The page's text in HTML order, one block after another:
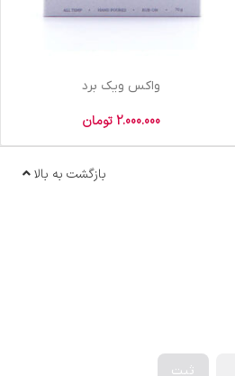
واکس ویک برد
2.000.000 تومان
بازگشت به بالا